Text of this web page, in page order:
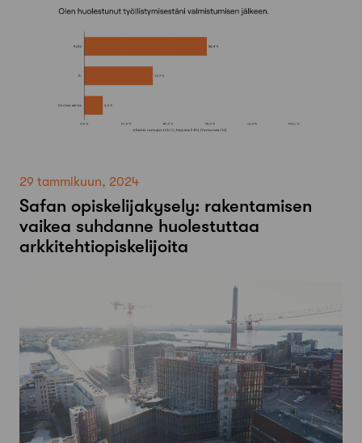
29 tammikuun, 2024
Safan opiskelijakysely: rakentamisen
vaikea suhdanne huolestuttaa
arkkitehtiopiskelijoita